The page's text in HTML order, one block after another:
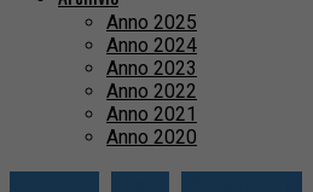
Anno 2025
Anno 2024
Anno 2023
Anno 2022
Anno 2021
Anno 2020